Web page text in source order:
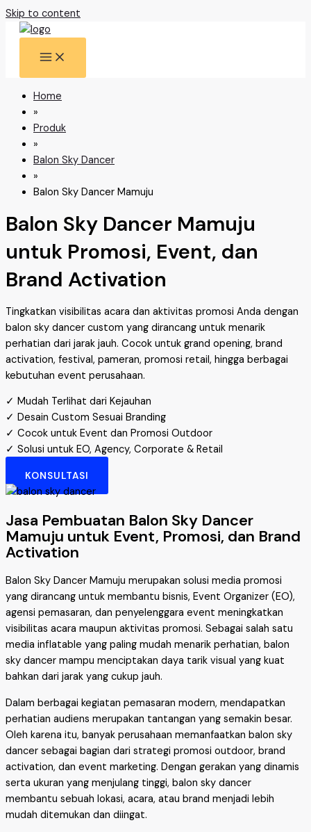
Skip to content
Home
»
Produk
»
Balon Sky Dancer
»
Balon Sky Dancer Mamuju
Balon Sky Dancer Mamuju
untuk Promosi, Event, dan
Brand Activation
Tingkatkan visibilitas acara dan aktivitas promosi Anda dengan
balon sky dancer custom yang dirancang untuk menarik
perhatian dari jarak jauh. Cocok untuk grand opening, brand
activation, festival, pameran, promosi retail, hingga berbagai
kebutuhan event perusahaan.
✓ Mudah Terlihat dari Kejauhan
✓ Desain Custom Sesuai Branding
✓ Cocok untuk Event dan Promosi Outdoor
✓ Solusi untuk EO, Agency, Corporate & Retail
KONSULTASI
Jasa Pembuatan Balon Sky Dancer
Mamuju untuk Event, Promosi, dan Brand
Activation
Balon Sky Dancer Mamuju merupakan solusi media promosi
yang dirancang untuk membantu bisnis, Event Organizer (EO),
agensi pemasaran, dan penyelenggara event meningkatkan
visibilitas acara maupun aktivitas promosi. Sebagai salah satu
media inflatable yang paling mudah menarik perhatian, balon
sky dancer mampu menciptakan daya tarik visual yang kuat
bahkan dari jarak yang cukup jauh.
Dalam berbagai kegiatan pemasaran modern, mendapatkan
perhatian audiens merupakan tantangan yang semakin besar.
Oleh karena itu, banyak perusahaan memanfaatkan balon sky
dancer sebagai bagian dari strategi promosi outdoor, brand
activation, dan event marketing. Dengan gerakan yang dinamis
serta ukuran yang menjulang tinggi, balon sky dancer
membantu sebuah lokasi, acara, atau brand menjadi lebih
mudah ditemukan dan diingat.